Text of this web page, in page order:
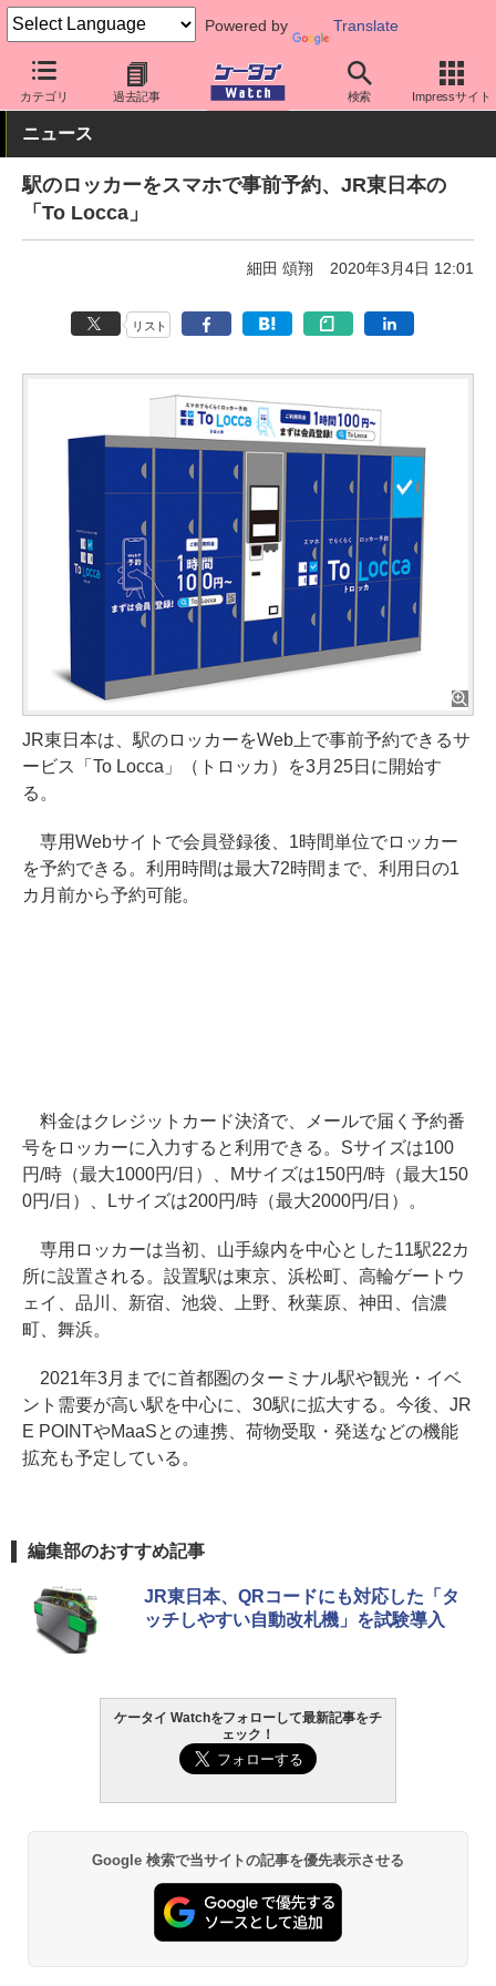
Powered by Translate
カテゴリ 過去記事 検索 Impressサイト
ケータイ Watch アプリ・サービス その他
ニュース
駅のロッカーをスマホで事前予約、JR東日本の
「To Locca」
細田 頌翔 2020年3月4日 12:01
リスト
JR東日本は、駅のロッカーをWeb上で事前予約できるサ
ービス「To Locca」（トロッカ）を3月25日に開始す
る。
専用Webサイトで会員登録後、1時間単位でロッカー
を予約できる。利用時間は最大72時間まで、利用日の1
カ月前から予約可能。
料金はクレジットカード決済で、メールで届く予約番
号をロッカーに入力すると利用できる。Sサイズは100
円/時（最大1000円/日）、Mサイズは150円/時（最大150
0円/日）、Lサイズは200円/時（最大2000円/日）。
専用ロッカーは当初、山手線内を中心とした11駅22カ
所に設置される。設置駅は東京、浜松町、高輪ゲートウ
ェイ、品川、新宿、池袋、上野、秋葉原、神田、信濃
町、舞浜。
2021年3月までに首都圏のターミナル駅や観光・イベ
ント需要が高い駅を中心に、30駅に拡大する。今後、JR
E POINTやMaaSとの連携、荷物受取・発送などの機能
拡充も予定している。
編集部のおすすめ記事
JR東日本、QRコードにも対応した「タ
ッチしやすい自動改札機」を試験導入
ケータイ Watchをフォローして最新記事をチ
ェック！
Google 検索で当サイトの記事を優先表示させる